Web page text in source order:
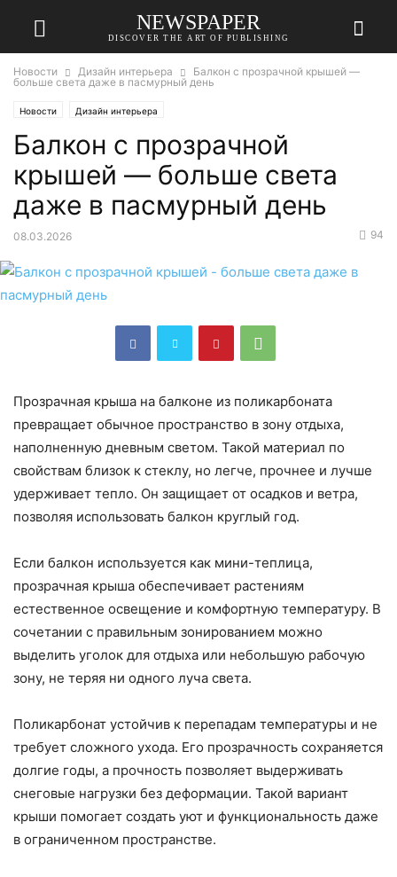
NEWSPAPER
DISCOVER THE ART OF PUBLISHING
Новости Дизайн интерьера
Балкон с прозрачной крышей —
больше света даже в пасмурный день
Новости Дизайн интерьера
Балкон с прозрачной
крышей — больше света
даже в пасмурный день
08.03.2026 94
Прозрачная крыша на балконе из поликарбоната
превращает обычное пространство в зону отдыха,
наполненную дневным светом. Такой материал по
свойствам близок к стеклу, но легче, прочнее и лучше
удерживает тепло. Он защищает от осадков и ветра,
позволяя использовать балкон круглый год.
Если балкон используется как мини-теплица,
прозрачная крыша обеспечивает растениям
естественное освещение и комфортную температуру. В
сочетании с правильным зонированием можно
выделить уголок для отдыха или небольшую рабочую
зону, не теряя ни одного луча света.
Поликарбонат устойчив к перепадам температуры и не
требует сложного ухода. Его прозрачность сохраняется
долгие годы, а прочность позволяет выдерживать
снеговые нагрузки без деформации. Такой вариант
крыши помогает создать уют и функциональность даже
в ограниченном пространстве.